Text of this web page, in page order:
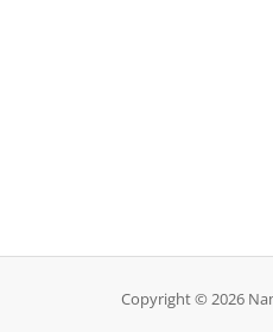
Copyright © 2026